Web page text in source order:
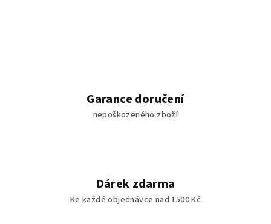
Garance doručení
nepoškozeného zboží
Dárek zdarma
Ke každé objednávce nad 1500 Kč